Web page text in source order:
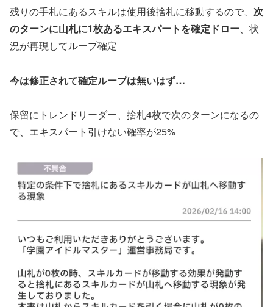
残りの手札にあるスキルは使用後捨札に移動するので、 次
のターンに山札に1枚あるエキスパートを確定ドロー、状
況が再現してループ確定
今は修正されて確定ループは無いはず…
保留にトレンドリーダー、捨札4枚で次のターンになるの
で、エキスパート引けない確率が25%